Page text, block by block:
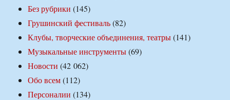
Без рубрики (145)
Грушинский фестиваль(82)
Клубы, творческие объединения, театры(141)
Музыкальные инструменты(69)
Новости (42 062)
Обо всем(112)
Персоналии (134)